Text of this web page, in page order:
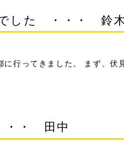
でした ・・・ 鈴
行ってきました。 まず、伏
・ 田中